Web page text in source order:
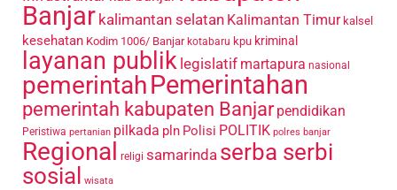
Banjar kalimantan selatan Kalimantan Timur kalsel
kesehatan Kodim 1006/ Banjar kotabaru kpu kriminal
layanan publik legislatif martapura nasional
pemerintahPemerintahan
pemerintah kabupaten Banjar pendidikan
Peristiwa pertanian pilkada pln Polisi POLITIK polres banjar
Regional religi samarinda serba serbi
sosial
wisata